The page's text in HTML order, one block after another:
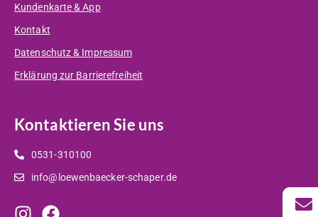
Kundenkarte & App
Kontakt
Datenschutz & Impressum
Erklärung zur Barrierefreiheit
Kontaktieren Sie uns
0531-310100
info@loewenbaecker-schaper.de